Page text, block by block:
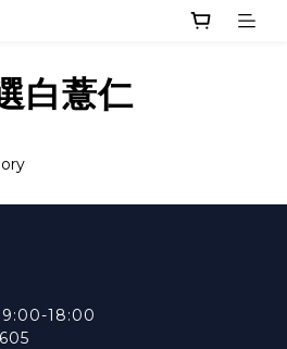
白薏仁
9:00-18:00